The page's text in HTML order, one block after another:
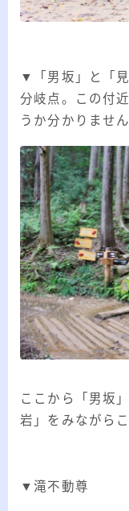
▼「男坂」と「
分岐点。この付
うか分かりませ
ここから「男坂
岩」をみながら
▼滝不動尊